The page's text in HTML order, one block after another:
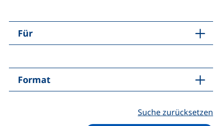
Für
Format
Suche zurücksetzen